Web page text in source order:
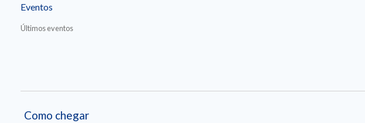
Eventos
Últimos eventos
Como chegar